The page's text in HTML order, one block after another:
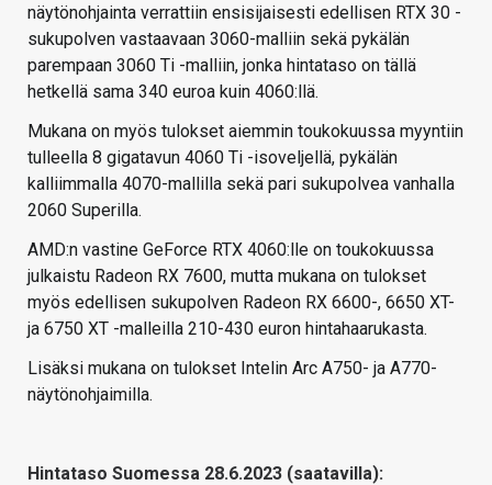
näytönohjainta verrattiin ensisijaisesti edellisen RTX 30 -
sukupolven vastaavaan 3060-malliin sekä pykälän
parempaan 3060 Ti -malliin, jonka hintataso on tällä
hetkellä sama 340 euroa kuin 4060:llä.
Mukana on myös tulokset aiemmin toukokuussa myyntiin
tulleella 8 gigatavun 4060 Ti -isoveljellä, pykälän
kalliimmalla 4070-mallilla sekä pari sukupolvea vanhalla
2060 Superilla.
AMD:n vastine GeForce RTX 4060:lle on toukokuussa
julkaistu Radeon RX 7600, mutta mukana on tulokset
myös edellisen sukupolven Radeon RX 6600-, 6650 XT-
ja 6750 XT -malleilla 210-430 euron hintahaarukasta.
Lisäksi mukana on tulokset Intelin Arc A750- ja A770-
näytönohjaimilla.
Hintataso Suomessa 28.6.2023 (saatavilla):